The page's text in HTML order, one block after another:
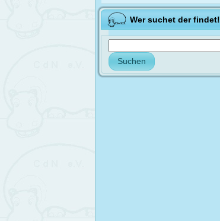
Wer suchet der findet!